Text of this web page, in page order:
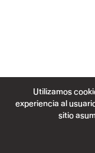
Utilizamos
experiencia al
sitio